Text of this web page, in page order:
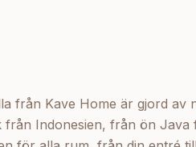
från Kave Home är gjord av
från Indonesien, från ön Java